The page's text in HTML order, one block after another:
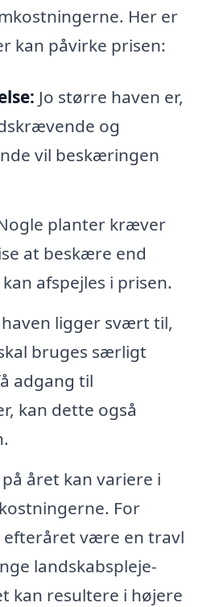
Her er
kan påvirke prisen:
Jo større haven er,
og
vil beskæringen
planter kræver
at beskære end
afspejles i prisen.
haven ligger svært til,
bruges særligt
adgang til
kan dette også
året kan variere i
For
efteråret være en travl
landskabspleje-
kan resultere i højere